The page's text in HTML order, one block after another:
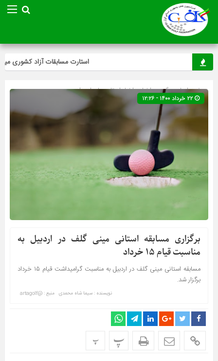
استارت مسابقات آزاد کشوری
صفحه اصلی» گروه »اخبار»اخبار استان ها»اردبیل
برگزاری مسابقه استانی مینی گلف در اردبیل به
مناسبت قیام ۱۵ خرداد
مسابقه استانی مینی گلف در اردبیل به مناسبت گرامیداشت قیام ۱۵ خرداد
برگزار شد.
نویسنده : سیما شاه محمدی منبع : @artagolf
پ پ